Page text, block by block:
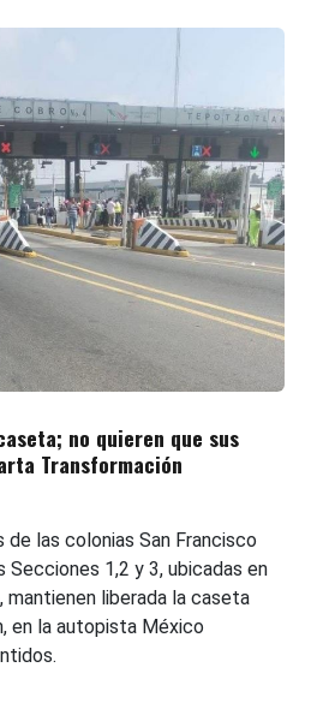
no quieren que sus
Transformación
de las colonias San Francisco
Secciones 1,2 y 3, ubicadas en
liberada la caseta
en la autopista México